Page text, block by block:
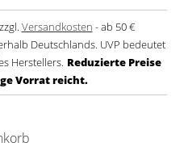
Versandkosten - ab 50 €
Deutschlands. UVP bedeutet
Herstellers. Reduzierte Preise
Vorrat reicht.